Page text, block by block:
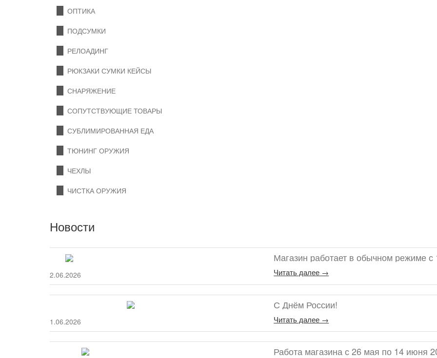
ОПТИКА
ПОДСУМКИ
РЕЛОАДИНГ
РЮКЗАКИ СУМКИ КЕЙСЫ
СНАРЯЖЕНИЕ
СОПУТСТВУЮЩИЕ ТОВАРЫ
СУБЛИМИРОВАННАЯ ЕДА
ТЮНИНГ ОРУЖИЯ
ЧЕХЛЫ
ЧИСТКА ОРУЖИЯ
Новости
12.06.2026
Магазин работает в обычном режиме
Читать далее →
11.06.2026
С Днём России!
Читать далее →
Работа магазина с 26 мая по 14 июня